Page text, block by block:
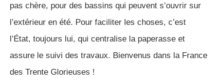
pas chère, pour des bassins qui peuvent s’ouvrir sur
l’extérieur en été. Pour faciliter les choses, c’est
l’État, toujours lui, qui centralise la paperasse et
assure le suivi des travaux. Bienvenus dans la France
des Trente Glorieuses !